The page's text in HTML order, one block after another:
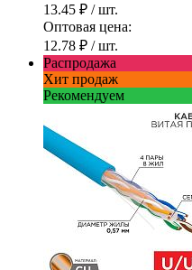
13.45 ₽ / шт.
Оптовая цена:
12.78 ₽ / шт.
Распродажа
Хит продаж
Рекомендуем